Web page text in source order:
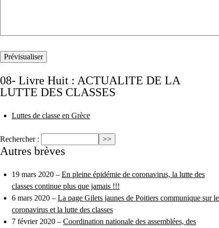
08- Livre Huit : ACTUALITE DE LA
LUTTE DES CLASSES
Luttes de classe en Grèce
Rechercher :
Autres brèves
19 mars 2020 – En pleine épidémie de coronavirus, la lutte des
classes continue plus que jamais !!!
6 mars 2020 – La page Gilets jaunes de Poitiers communique sur le
coronavirus et la lutte des classes
7 février 2020 – Coordination nationale des assemblées, des